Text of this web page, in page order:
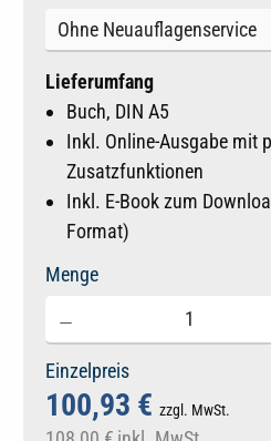
Lieferumfang
Buch, DIN A5
Inkl. Online-Ausgabe mit
Zusatzfunktionen
Inkl. E-Book zum
Format)
Menge
Einzelpreis
100,93 € zzgl. MwSt.